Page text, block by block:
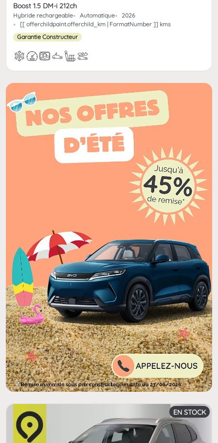
Boost 1.5 DM-i 212ch
Hybride rechargeable Automatique
2026
[[ offerchildpaint.offerchild_km | FormatNumber ]] kms
Garantie Constructeur
EN STOCK